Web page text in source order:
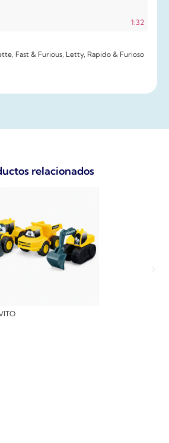
1:32
Fast & Furious, Letty, Rapido & Furioso
relacionados